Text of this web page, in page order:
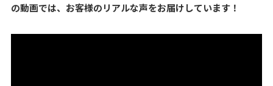
の動画では、お客様のリアルな声をお届けしています！